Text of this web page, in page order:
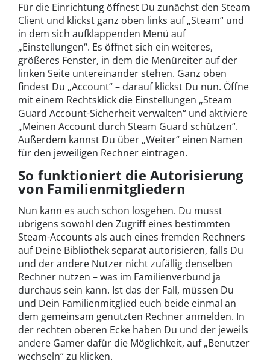
Für die Einrichtung öffnest Du zunächst den Steam
Client und klickst ganz oben links auf „Steam“ und
in dem sich aufklappenden Menü auf
„Einstellungen“. Es öffnet sich ein weiteres,
größeres Fenster, in dem die Menüreiter auf der
linken Seite untereinander stehen. Ganz oben
findest Du „Account“ – darauf klickst Du nun. Öffne
mit einem Rechtsklick die Einstellungen „Steam
Guard Account-Sicherheit verwalten“ und aktiviere
„Meinen Account durch Steam Guard schützen“.
Außerdem kannst Du über „Weiter“ einen Namen
für den jeweiligen Rechner eintragen.
So funktioniert die Autorisierung
von Familienmitgliedern
Nun kann es auch schon losgehen. Du musst
übrigens sowohl den Zugriff eines bestimmten
Steam-Accounts als auch eines fremden Rechners
auf Deine Bibliothek separat autorisieren, falls Du
und der andere Nutzer nicht zufällig denselben
Rechner nutzen – was im Familienverbund ja
durchaus sein kann. Ist das der Fall, müssen Du
und Dein Familienmitglied euch beide einmal an
dem gemeinsam genutzten Rechner anmelden. In
der rechten oberen Ecke haben Du und der jeweils
andere Gamer dafür die Möglichkeit, auf „Benutzer
wechseln“ zu klicken.